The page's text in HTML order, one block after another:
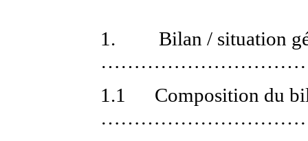
1.
Bilan / situation
1.1
Composition du